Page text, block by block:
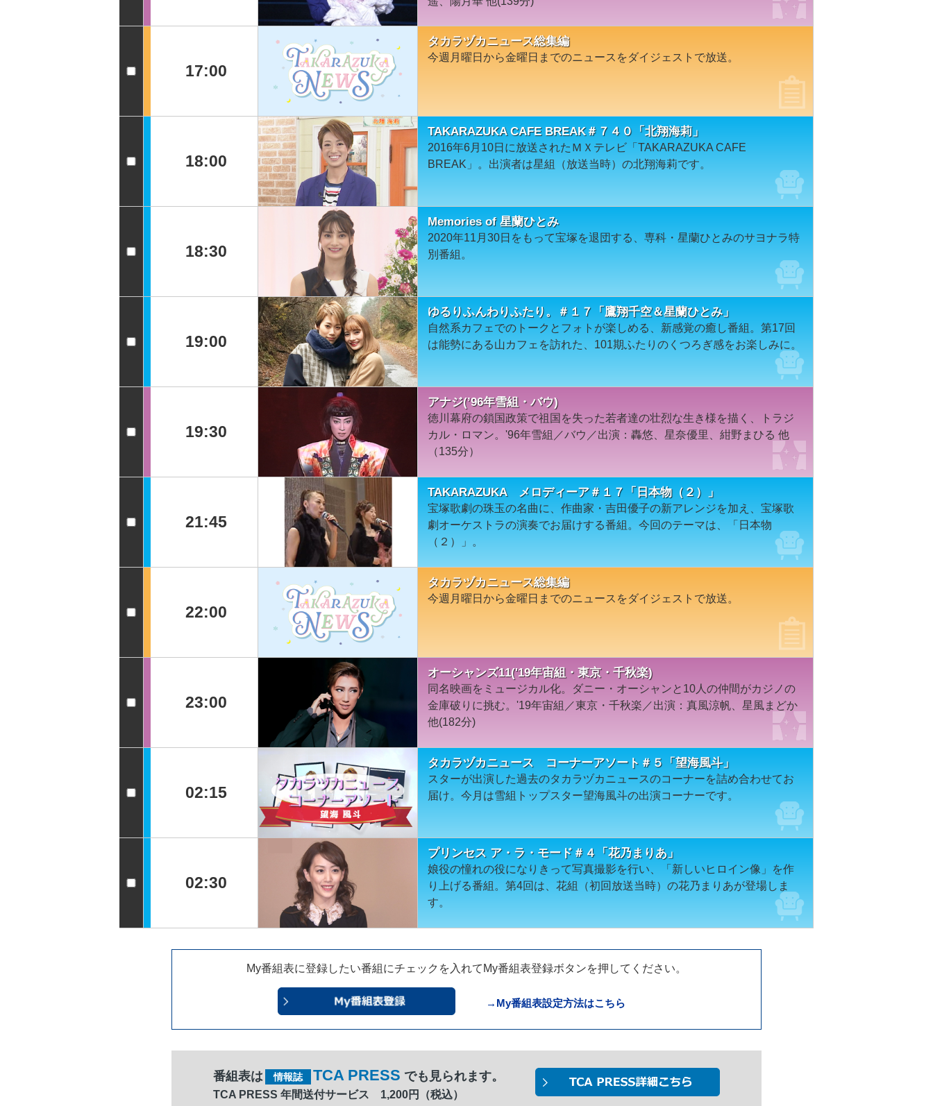
17:00
タカラヅカニュース総集編
今週月曜日から金曜日までのニュースをダイジェストで放送。
18:00
TAKARAZUKA CAFE BREAK＃７４０「北翔海莉」
2016年6月10日に放送されたＭＸテレビ「TAKARAZUKA CAFE
BREAK」。出演者は星組（放送当時）の北翔海莉です。
18:30
Memories of 星蘭ひとみ
2020年11月30日をもって宝塚を退団する、専科・星蘭ひとみのサヨナラ特
別番組。
19:00
ゆるりふんわりふたり。＃１７「鷹翔千空＆星蘭ひとみ」
自然系カフェでのトークとフォトが楽しめる、新感覚の癒し番組。第17回
は能勢にある山カフェを訪れた、101期ふたりのくつろぎ感をお楽しみに。
19:30
アナジ(’96年雪組・バウ)
徳川幕府の鎖国政策で祖国を失った若者達の壮烈な生き様を描く、トラジ
カル・ロマン。'96年雪組／バウ／出演：轟悠、星奈優里、紺野まひる 他
（135分）
21:45
TAKARAZUKA メロディーア＃１７「日本物（２）」
宝塚歌劇の珠玉の名曲に、作曲家・吉田優子の新アレンジを加え、宝塚歌
劇オーケストラの演奏でお届けする番組。今回のテーマは、「日本物
（２）」。
22:00
タカラヅカニュース総集編
今週月曜日から金曜日までのニュースをダイジェストで放送。
23:00
オーシャンズ11('19年宙組・東京・千秋楽)
同名映画をミュージカル化。ダニー・オーシャンと10人の仲間がカジノの
金庫破りに挑む。'19年宙組／東京・千秋楽／出演：真風涼帆、星風まどか
他(182分)
02:15
タカラヅカニュース コーナーアソート＃５「望海風斗」
スターが出演した過去のタカラヅカニュースのコーナーを詰め合わせてお
届け。今月は雪組トップスター望海風斗の出演コーナーです。
02:30
プリンセス ア・ラ・モード＃４「花乃まりあ」
娘役の憧れの役になりきって写真撮影を行い、「新しいヒロイン像」を作
り上げる番組。第4回は、花組（初回放送当時）の花乃まりあが登場しま
す。
My番組表に登録したい番組にチェックを入れてMy番組表登録ボタンを押してください。
→My番組表設定方法はこちら
番組表は 情報誌 TCA PRESS でも見られます。
TCA PRESS 年間送付サービス 1,200円（税込）